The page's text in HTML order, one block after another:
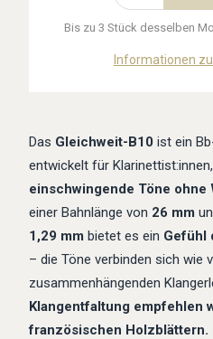
Bis zu 3 Stück desselben
Informationen
Das Gleichweit-B10 ist ein
entwickelt für
einschwingende Töne ohne
einer Bahnlänge von 26 mm
1,29 mm bietet es ein Gefühl
– die Töne verbinden sich wie
zusammenhängenden
Klangentfaltung empfehlen
französischen Holzblättern.